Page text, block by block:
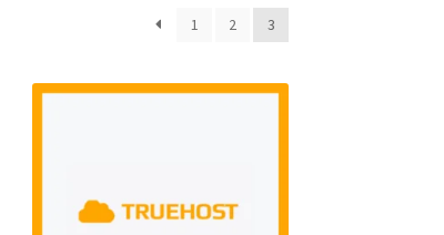
1 2 3